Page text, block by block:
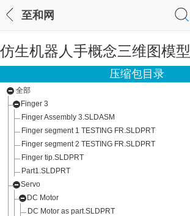
至和网
仿生机器人手概念三维图模型
压缩包目录
全部
Finger 3
Finger Assembly 3.SLDASM
Finger segment 1 TESTING FR.SLDPRT
Finger segment 2 TESTING FR.SLDPRT
Finger tip.SLDPRT
Part1.SLDPRT
Servo
DC Motor
DC Motor as part.SLDPRT